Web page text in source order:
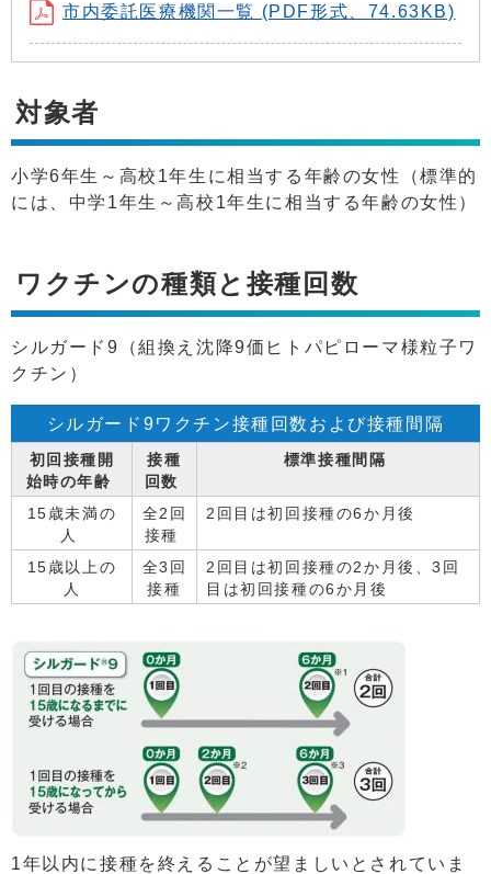
市内委託医療機関一覧 (PDF形式、74.63KB)
対象者
小学6年生～高校1年生に相当する年齢の女性（標準的
には、中学1年生～高校1年生に相当する年齢の女性）
ワクチンの種類と接種回数
シルガード9（組換え沈降9価ヒトパピローマ様粒子ワ
クチン）
シルガード9ワクチン接種回数および接種間隔
初回接種開
始時の年齢
接種
回数
標準接種間隔
15歳未満の
人
全2回
接種
2回目は初回接種の6か月後
15歳以上の
人
全3回
接種
2回目は初回接種の2か月後、3回
目は初回接種の6か月後
1年以内に接種を終えることが望ましいとされていま